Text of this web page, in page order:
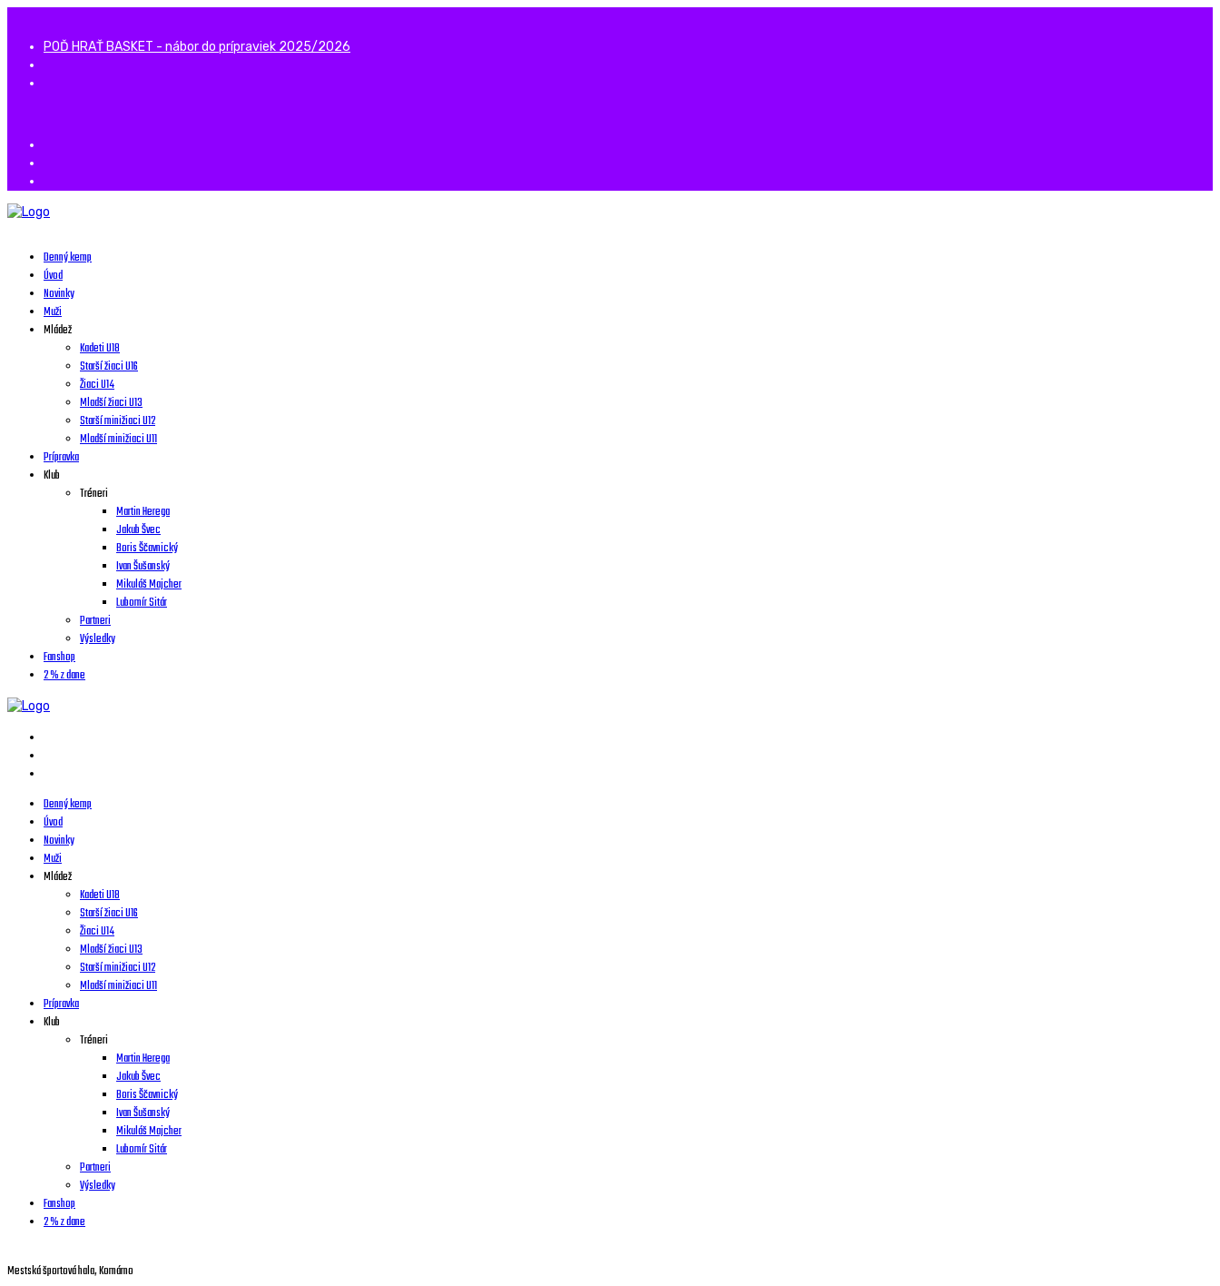
POĎ HRAŤ BASKET - nábor do prípraviek 2025/2026
Denný kemp
Úvod
Novinky
Muži
Mládež
Kadeti U18
Starší žiaci U16
Žiaci U14
Mladší žiaci U13
Starší minižiaci U12
Mladší minižiaci U11
Prípravka
Klub
Tréneri
Martin Herega
Jakub Švec
Boris Ščavnický
Ivan Šušanský
Mikuláš Majcher
Lubomír Sitár
Partneri
Výsledky
Fanshop
2 % z dane
Denný kemp
Úvod
Novinky
Muži
Mládež
Kadeti U18
Starší žiaci U16
Žiaci U14
Mladší žiaci U13
Starší minižiaci U12
Mladší minižiaci U11
Prípravka
Klub
Tréneri
Martin Herega
Jakub Švec
Boris Ščavnický
Ivan Šušanský
Mikuláš Majcher
Lubomír Sitár
Partneri
Výsledky
Fanshop
2 % z dane
Mestská športová hala, Komárno